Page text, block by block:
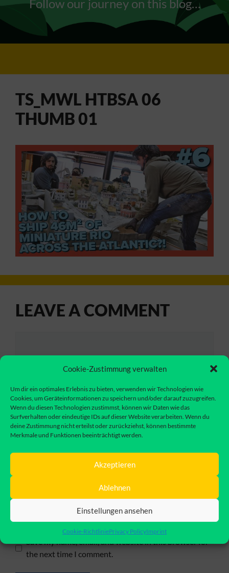
Cookie-Zustimmung verwalten
Um dir ein optimales Erlebnis zu bieten, verwenden wir Technologien wie
Cookies, um Geräteinformationen zu speichern und/oder darauf zuzugreifen.
Wenn du diesen Technologien zustimmst, können wir Daten wie das
Surfverhalten oder eindeutige IDs auf dieser Website verarbeiten. Wenn du
deine Zustimmung nicht erteilst oder zurückziehst, können bestimmte
Merkmale und Funktionen beeinträchtigt werden.
Akzeptieren
Ablehnen
Einstellungen ansehen
Cookie-RichtliniePrivacy PolicyImprint
Follow our journey on this blog…
TS_MWL HTBSA 06
THUMB 01
LEAVE A COMMENT
Name
Save my name, email, and website in this browser for
the next time I comment.